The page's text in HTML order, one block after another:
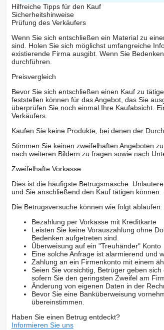
Hilfreiche Tipps für den Kauf
Sicherheitshinweise
Prüfung des Verkäufers
Wenn Sie sich entschließen ein Material zu
sind. Holen Sie sich möglichst umfangreiche
existierende Firma ausgibt. Wenn Sie
durchführen.
Preisvergleich
Bevor Sie sich entschließen einen Kauf zu
feststellen können für das Angebot, das Sie
überprüfen Sie noch einmal Ihre Kaufabsicht.
Verkäufers.
Kaufen Sie keine Produkte, bei denen der
Stimmen Sie keinen zweifelhaften Angeboten
nach weiteren Bildern zu fragen sowie nach
Zweifelhafte Vorkasse
Dies ist die häufigste Betrugsmasche.
und Sie anschließend den Kauf tätigen
Die Betrugsversuche können wie folgt ablaufen:
Bezahlung per Vorkasse mit Kreditkarte
Leisten Sie keine Vorauszahlung ohne
Bedenken aufgetreten sind.
Überweisung auf ein "Treuhänder" Konto
Eine solche Anfrage ist alarmierend und
Zahlung an ein Firmenkonto mit einem
Seien Sie vorsichtig, Betrüger geben
sofern Sie den geringsten Zweifel am
Änderung von eigenen Daten in der
Bevor Sie eine Banküberweisung
übereinstimmen.
Haben Sie einen Betrug entdeckt?
Informieren Sie uns